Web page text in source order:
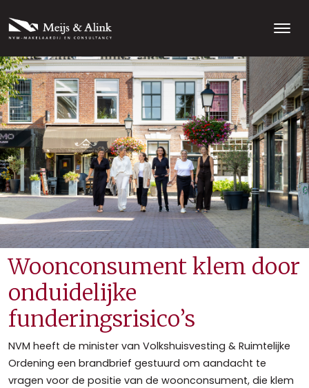
Woonconsument klem door
onduidelijke
funderingsrisico’s
NVM heeft de minister van Volkshuisvesting & Ruimtelijke
Ordening een brandbrief gestuurd om aandacht te
vragen voor de positie van de woonconsument, die klem